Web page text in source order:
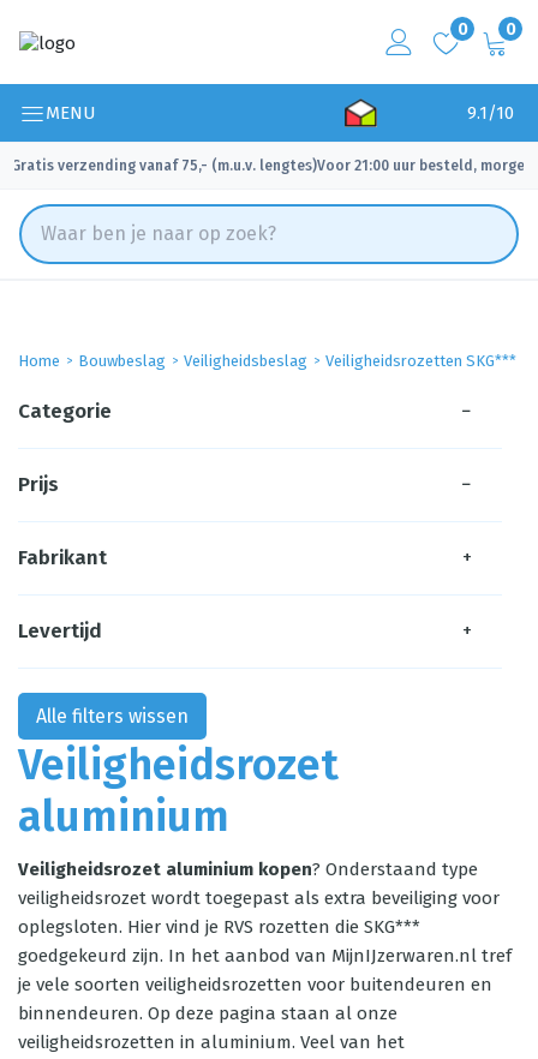
0 0
MENU 9.1/10
Gratis verzending vanaf 75,- (m.u.v. lengtes)
✓ Voor 21:00 uur besteld, morgen
Home Bouwbeslag Veiligheidsbeslag Veiligheidsrozetten SKG***
Veiligheidsrozet
aluminium
Veiligheidsrozet aluminium kopen? Onderstaand type
veiligheidsrozet wordt toegepast als extra beveiliging voor
oplegsloten. Hier vind je RVS rozetten die SKG***
goedgekeurd zijn. In het aanbod van MijnIJzerwaren.nl tref
je vele soorten veiligheidsrozetten voor buitendeuren en
binnendeuren. Op deze pagina staan al onze
veiligheidsrozetten in aluminium. Veel van het
Categorie −
Prijs −
Fabrikant +
Levertijd +
Alle filters wissen